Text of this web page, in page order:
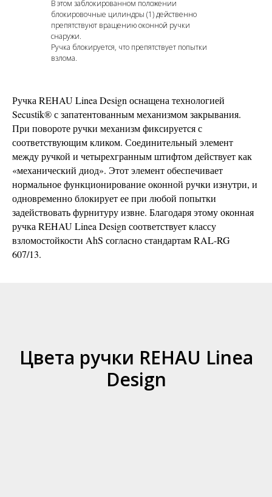
В этом заблокированном положении
блокировочные цилиндры (1) действенно
препятствуют вращению оконной ручки
снаружи.
Ручка блокируется, что препятствует попытки
взлома.
Ручка REHAU Linea Design оснащена технологией
Secustik® с запатентованным механизмом закрывания.
При повороте ручки механизм фиксируется с
соответствующим кликом. Соединительный элемент
между ручкой и четырехгранным штифтом действует как
«механический диод». Этот элемент обеспечивает
нормальное функционирование оконной ручки изнутри, и
одновременно блокирует ее при любой попытки
задействовать фурнитуру извне. Благодаря этому оконная
ручка REHAU Linea Design соответствует классу
взломостойкости AhS согласно стандартам RAL-RG
607/13.
Цвета ручки REHAU Linea
Design